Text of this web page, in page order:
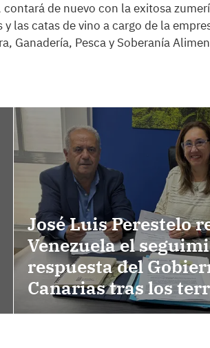
de nuevo con la exitosa
las catas de vino a cargo de la
Ganadería, Pesca y Soberanía
José Luis Perestelo
Venezuela el
respuesta del
Canarias tras los